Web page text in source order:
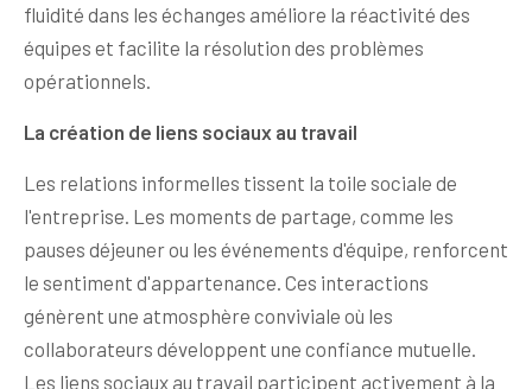
fluidité dans les échanges améliore la réactivité des
équipes et facilite la résolution des problèmes
opérationnels.
La création de liens sociaux au travail
Les relations informelles tissent la toile sociale de
l'entreprise. Les moments de partage, comme les
pauses déjeuner ou les événements d'équipe, renforcent
le sentiment d'appartenance. Ces interactions
génèrent une atmosphère conviviale où les
collaborateurs développent une confiance mutuelle.
Les liens sociaux au travail participent activement à la